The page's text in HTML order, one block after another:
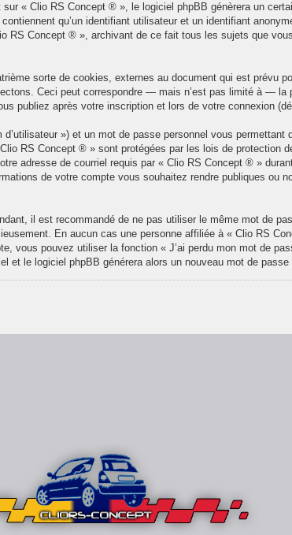
« Clio RS Concept ® », le logiciel phpBB génèrera un
qu’un identifiant utilisateur et un identifiant
Concept ® », archivant de ce fait tous les sujets que
sorte de cookies, externes au document qui est prévu
Ceci peut correspondre — mais n’est pas limité à — la
publiez après votre inscription et lors de votre connexion
») et un mot de passe personnel vous
RS Concept ® » sont protégées par les lois de protection
adresse de courriel requis par « Clio RS Concept ® »
de votre compte vous souhaitez rendre publiques ou
il est recommandé de ne pas utiliser le même mot de
En aucun cas une personne affiliée à « Clio RS
vous pouvez utiliser la fonction « J’ai perdu mon mot de
et le logiciel phpBB générera alors un nouveau mot de